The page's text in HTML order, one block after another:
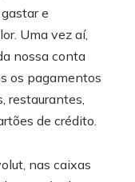
e
Uma vez aí,
nossa conta
os pagamentos
restaurantes,
de crédito.
nas caixas